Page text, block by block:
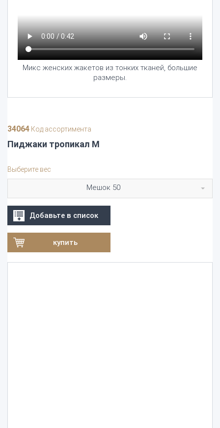
Микс женских жакетов из тонких тканей, большие
размеры.
34064 Код ассортимента
Пиджаки тропикал М
Выберите вес
Мешок 50
Добавьте в список
купить